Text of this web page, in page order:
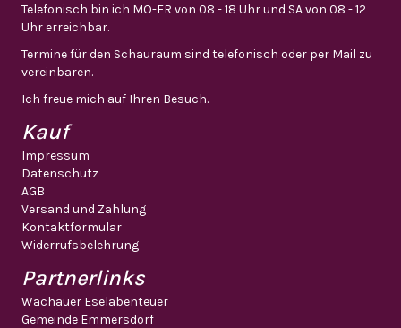
Telefonisch bin ich MO-FR von 08 - 18 Uhr und SA von 08 - 12
Uhr erreichbar.
Termine für den Schauraum sind telefonisch oder per Mail zu
vereinbaren.
Ich freue mich auf Ihren Besuch.
Kauf
Impressum
Datenschutz
AGB
Versand und Zahlung
Kontaktformular
Widerrufsbelehrung
Partnerlinks
Wachauer Eselabenteuer
Gemeinde Emmersdorf